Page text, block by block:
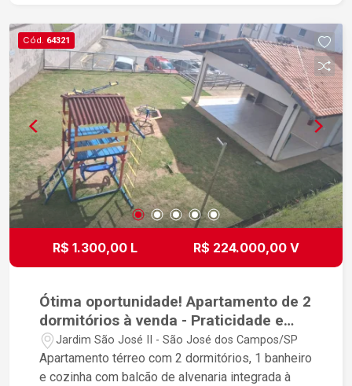
Cód. 64321
R$ 1.300,00 L R$ 224.000,00 V
Ótima oportunidade! Apartamento de 2
dormitórios à venda - Praticidade e
conforto!
Jardim São José II - São José dos Campos/SP
Apartamento térreo com 2 dormitórios, 1 banheiro
e cozinha com balcão de alvenaria integrada à